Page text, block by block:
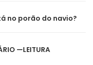
no porão do navio?
—LEITURA